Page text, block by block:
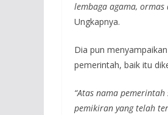
lembaga agama, ormas
Ungkapnya.
Dia pun
pemerintah, baik itu
“Atas nama
pemikiran yang telah